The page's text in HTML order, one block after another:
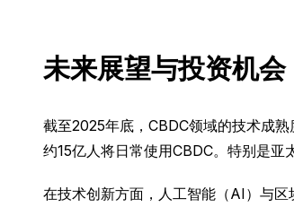
未来展望与投资机会
截至2025年底，CBDC领域的技术成
约15亿人将日常使用CBDC。特别是亚
在技术创新方面，人工智能（AI）与